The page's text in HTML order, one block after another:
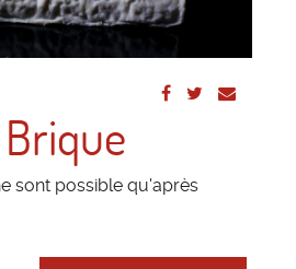
sont possible qu'après